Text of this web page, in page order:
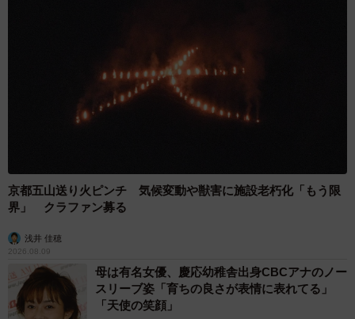
京都五山送り火ピンチ 気候変動や獣害に施設老朽化「もう限
界」 クラファン募る
浅井 佳穂
2026.08.09
母は有名女優、慶応幼稚舎出身CBCアナのノー
スリーブ姿「育ちの良さが表情に表れてる」
「天使の笑顔」